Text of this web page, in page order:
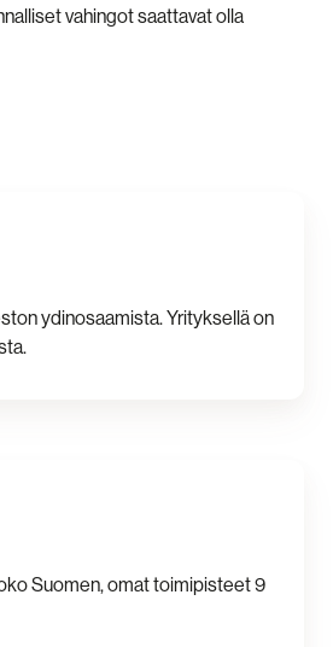
vahingot saattavat olla
ydinosaamista. Yrityksellä on
Suomen, omat toimipisteet 9